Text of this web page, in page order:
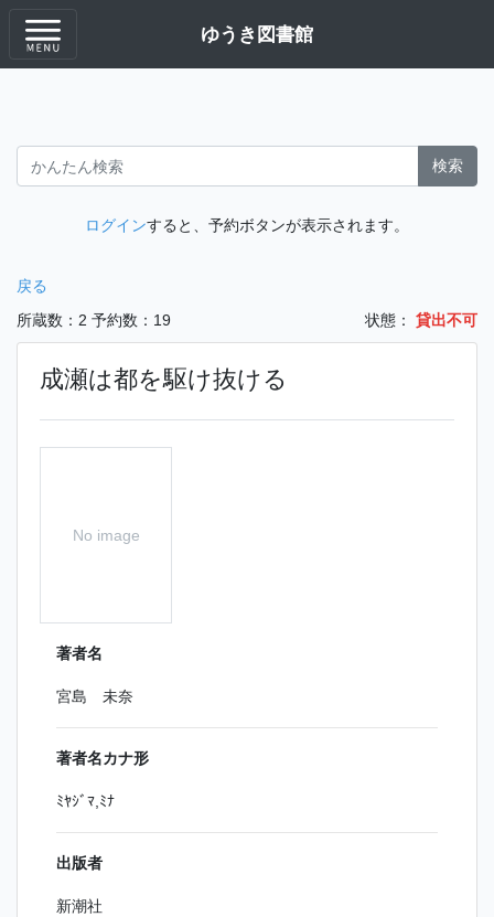
ゆうき図書館
検索
ログインすると、予約ボタンが表示されます。
戻る
所蔵数：2 予約数：19 状態： 貸出不可
成瀬は都を駆け抜ける
No image
著者名
宮島 未奈
著者名カナ形
ﾐﾔｼﾞﾏ,ﾐﾅ
出版者
新潮社